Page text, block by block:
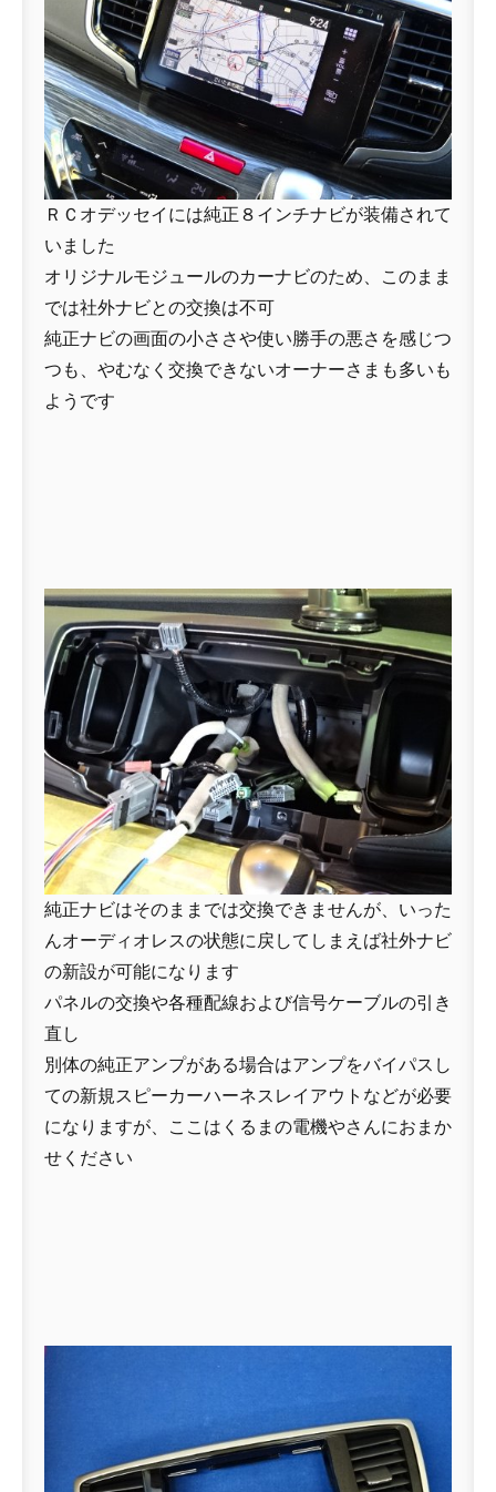
ＲＣオデッセイには純正８インチナビが装備されて
いました
オリジナルモジュールのカーナビのため、このまま
では社外ナビとの交換は不可
純正ナビの画面の小ささや使い勝手の悪さを感じつ
つも、やむなく交換できないオーナーさまも多いも
ようです
純正ナビはそのままでは交換できませんが、いった
んオーディオレスの状態に戻してしまえば社外ナビ
の新設が可能になります
パネルの交換や各種配線および信号ケーブルの引き
直し
別体の純正アンプがある場合はアンプをバイパスし
ての新規スピーカーハーネスレイアウトなどが必要
になりますが、ここはくるまの電機やさんにおまか
せください